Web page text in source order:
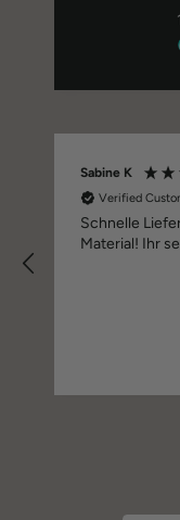
Sabine K
Verified
Schnelle Lieferung, alles